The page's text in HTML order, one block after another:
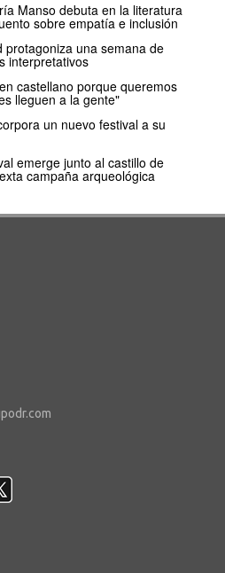
Manso debuta en la literatura
sobre empatía e inclusión
protagoniza una semana de
interpretativos
castellano porque queremos
lleguen a la gente"
un nuevo festival a su
emerge junto al castillo de
campaña arqueológica